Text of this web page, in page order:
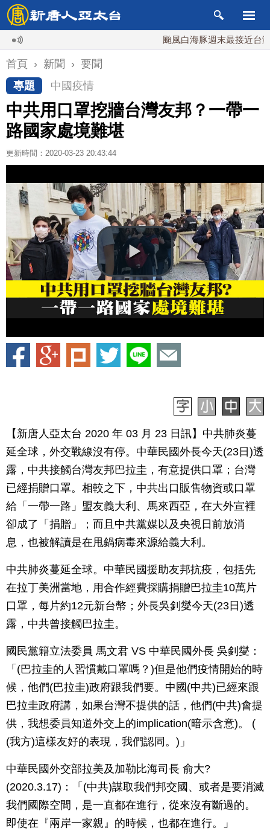
颱風白海豚週末最接近台灣 最快
首頁 › 新聞 › 要聞
專題
中國疫情
中共用口罩挖牆台灣友邦？一帶一
路國家處境難堪
更新時間：2020-03-23 20:43:44
【新唐人亞太台 2020 年 03 月 23 日訊】中共肺炎蔓
延全球，外交戰線沒有停。中華民國外長今天(23日)透
露，中共接觸台灣友邦巴拉圭，有意提供口罩；台灣
已經捐贈口罩。相較之下，中共出口販售物資或口罩
給「一帶一路」盟友義大利、馬來西亞，在大外宣裡
卻成了「捐贈」；而且中共黨媒以及央視日前放消
息，也被解讀是在甩鍋病毒來源給義大利。
中共肺炎蔓延全球。中華民國援助友邦抗疫，包括先
在拉丁美洲當地，用合作經費採購捐贈巴拉圭10萬片
口罩，每片約12元新台幣；外長吳釗燮今天(23日)透
露，中共曾接觸巴拉圭。
國民黨籍立法委員 馬文君 VS 中華民國外長 吳釗燮：
「(巴拉圭的人習慣戴口罩嗎？)但是他們疫情開始的時
候，他們(巴拉圭)政府跟我們要。中國(中共)已經來跟
巴拉圭政府講，如果台灣不提供的話，他們(中共)會提
供，我想委員知道外交上的implication(暗示含意)。 (
(我方)這樣友好的表現，我們認同。)」
中華民國外交部拉美及加勒比海司長 俞大?
(2020.3.17)：「(中共)謀取我們邦交國、或者是要消滅
我們國際空間，是一直都在進行，從來沒有斷過的。
即使在『兩岸一家親』的時候，也都在進行。」